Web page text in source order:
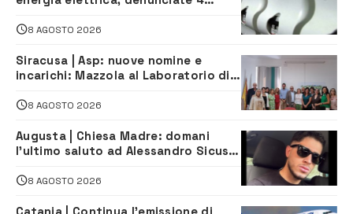
8 AGOSTO 2026
Siracusa | Asp: nuove nomine e
incarichi: Mazzola al Laboratorio di
Servizio Legale
8 AGOSTO 2026
Augusta | Chiesa Madre: domani
l’ultimo saluto ad Alessandro Sicuso,
8 AGOSTO 2026